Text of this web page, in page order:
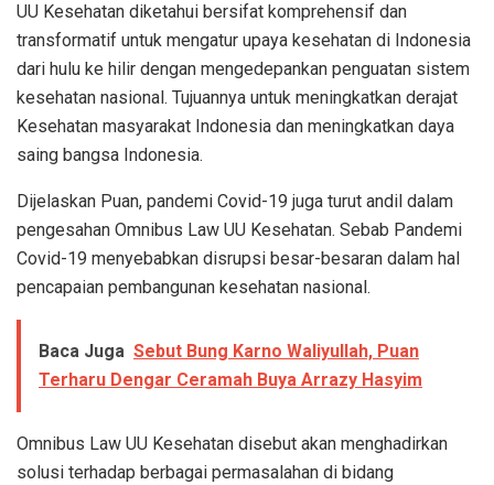
UU Kesehatan diketahui bersifat komprehensif dan
transformatif untuk mengatur upaya kesehatan di Indonesia
dari hulu ke hilir dengan mengedepankan penguatan sistem
kesehatan nasional. Tujuannya untuk meningkatkan derajat
Kesehatan masyarakat Indonesia dan meningkatkan daya
saing bangsa Indonesia.
Dijelaskan Puan, pandemi Covid-19 juga turut andil dalam
pengesahan Omnibus Law UU Kesehatan. Sebab Pandemi
Covid-19 menyebabkan disrupsi besar-besaran dalam hal
pencapaian pembangunan kesehatan nasional.
Baca Juga Sebut Bung Karno Waliyullah, Puan
Terharu Dengar Ceramah Buya Arrazy Hasyim
Omnibus Law UU Kesehatan disebut akan menghadirkan
solusi terhadap berbagai permasalahan di bidang